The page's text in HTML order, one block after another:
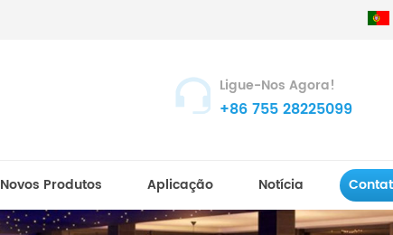
Ligue-Nos Agora!
+86 755 28225099
Novos Produtos Aplicação Notícia